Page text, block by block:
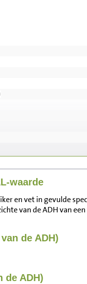
waarde
en vet in gevulde
van de ADH van
de ADH)
de ADH)